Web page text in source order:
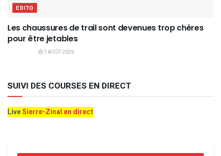
EDITO
Les chaussures de trail sont devenues trop chères
pour être jetables
7 AOÛT 2026
SUIVI DES COURSES EN DIRECT
LiveSierre-Zinal en direct